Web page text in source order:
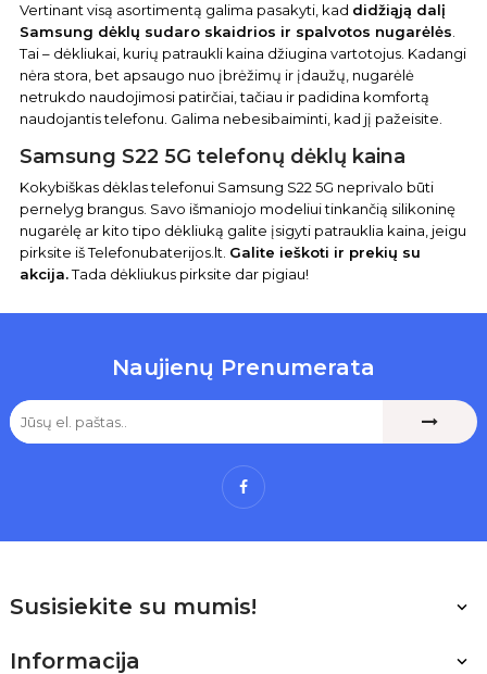
Vertinant visą asortimentą galima pasakyti, kad didžiąją dalį
Samsung dėklų sudaro skaidrios ir spalvotos nugarėlės
Tai – dėkliukai, kurių patraukli kaina džiugina vartotojus. Kadangi
nėra stora, bet apsaugo nuo įbrėžimų ir įdaužų, nugarėlė
netrukdo naudojimosi patirčiai, tačiau ir padidina komfortą
naudojantis telefonu. Galima nebesibaiminti, kad jį pažeisite.
Samsung S22 5G telefonų dėklų kaina
Kokybiškas dėklas telefonui Samsung S22 5G neprivalo būti
pernelyg brangus. Savo išmaniojo modeliui tinkančią silikoninę
nugarėlę ar kito tipo dėkliuką galite įsigyti patrauklia kaina, jeigu
pirksite iš Telefonubaterijos.lt. Galite ieškoti ir prekių su
akcija.Tada dėkliukus pirksite dar pigiau!
Naujienų Prenumerata
Facebook
Susisiekite su mumis! 
Informacija 